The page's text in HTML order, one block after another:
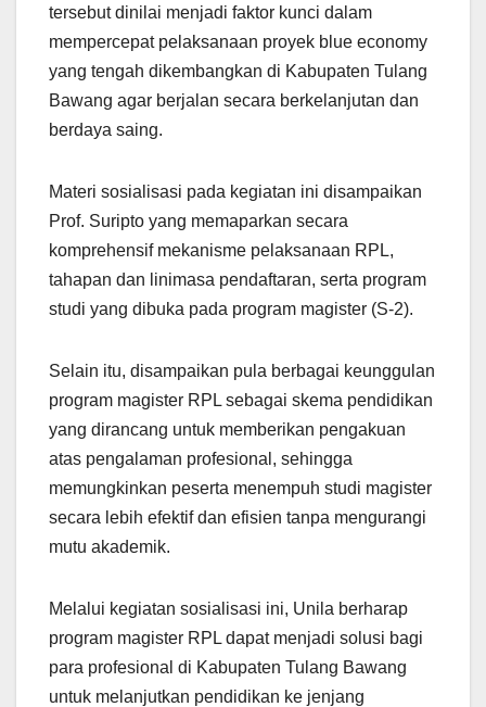
tersebut dinilai menjadi faktor kunci dalam
mempercepat pelaksanaan proyek blue economy
yang tengah dikembangkan di Kabupaten Tulang
Bawang agar berjalan secara berkelanjutan dan
berdaya saing.
Materi sosialisasi pada kegiatan ini disampaikan
Prof. Suripto yang memaparkan secara
komprehensif mekanisme pelaksanaan RPL,
tahapan dan linimasa pendaftaran, serta program
studi yang dibuka pada program magister (S-2).
Selain itu, disampaikan pula berbagai keunggulan
program magister RPL sebagai skema pendidikan
yang dirancang untuk memberikan pengakuan
atas pengalaman profesional, sehingga
memungkinkan peserta menempuh studi magister
secara lebih efektif dan efisien tanpa mengurangi
mutu akademik.
Melalui kegiatan sosialisasi ini, Unila berharap
program magister RPL dapat menjadi solusi bagi
para profesional di Kabupaten Tulang Bawang
untuk melanjutkan pendidikan ke jenjang